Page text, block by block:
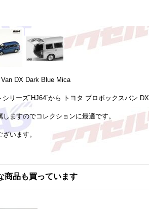
DX Dark Blue Mica
リーズ`HJ64`から トヨタ プロボックスバン DX
ますのでコレクションに最適です。
います。
商品も買っています